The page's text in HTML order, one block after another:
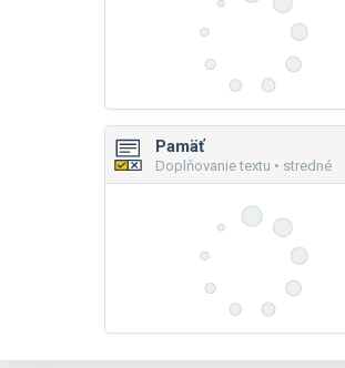
Pamäť
Doplňovanie textu • stredné